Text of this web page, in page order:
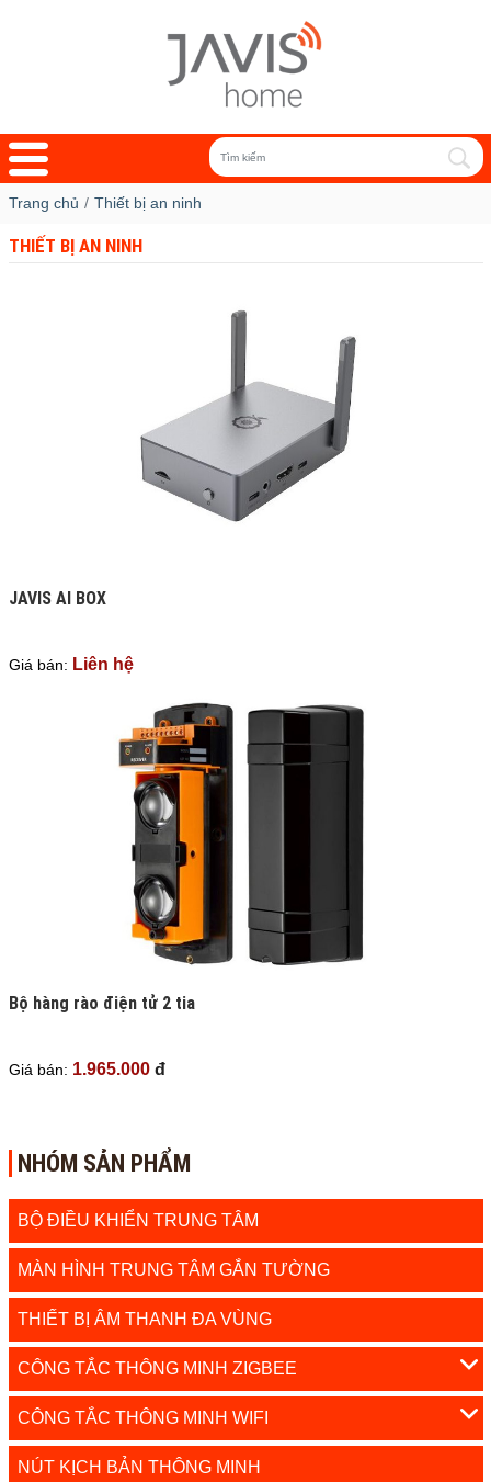
Trang chủ Thiết bị an ninh
THIẾT BỊ AN NINH
JAVIS AI BOX
Giá bán: Liên hệ
Bộ hàng rào điện tử 2 tia
Giá bán: 1.965.000 đ
NHÓM SẢN PHẨM
BỘ ĐIỀU KHIỂN TRUNG TÂM
MÀN HÌNH TRUNG TÂM GẮN TƯỜNG
THIẾT BỊ ÂM THANH ĐA VÙNG
CÔNG TẮC THÔNG MINH ZIGBEE
CÔNG TẮC THÔNG MINH WIFI
NÚT KỊCH BẢN THÔNG MINH